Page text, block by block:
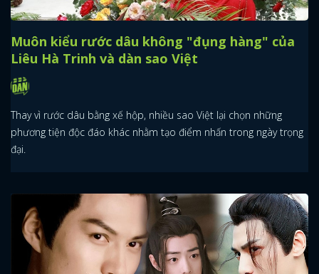
Muôn kiểu rước dâu không "đụng hàng" của
Liêu Hà Trinh và dàn sao Việt
Thay vì rước dâu bằng xế hộp, nhiều sao Việt lại chọn những
phương tiện độc đáo khác nhằm tạo điểm nhấn trong ngày trọng
đại.